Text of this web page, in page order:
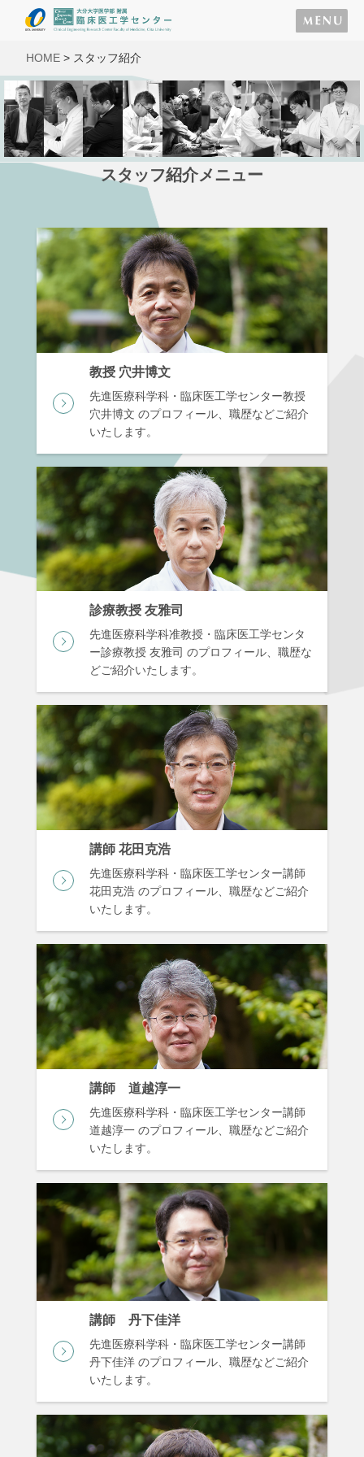
HOME > スタッフ紹介
スタッフ紹介メニュー
教授 穴井博文
先進医療科学科・臨床医工学センター教授
穴井博文 のプロフィール、職歴などご紹介
いたします。
診療教授 友雅司
先進医療科学科准教授・臨床医工学センタ
ー診療教授 友雅司 のプロフィール、職歴な
どご紹介いたします。
講師 花田克浩
先進医療科学科・臨床医工学センター講師
花田克浩 のプロフィール、職歴などご紹介
いたします。
講師 道越淳一
先進医療科学科・臨床医工学センター講師
道越淳一 のプロフィール、職歴などご紹介
いたします。
講師 丹下佳洋
先進医療科学科・臨床医工学センター講師
丹下佳洋 のプロフィール、職歴などご紹介
いたします。